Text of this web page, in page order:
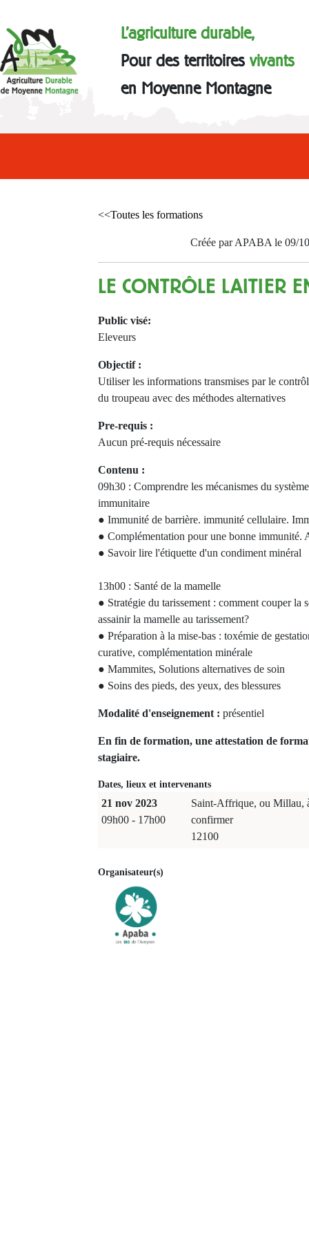
L'agriculture durable,
Pour des territoiresvivants
en Moyenne Montagne
<<Toutes les formations
Créée par APABA le 09/
LE CONTRÔLE LAITIER
Public visé:
Eleveurs
Objectif :
Utiliser les informations transmises par le
du troupeau avec des méthodes alternatives
Pre-requis :
Aucun pré-requis nécessaire
Contenu :
09h30 : Comprendre les mécanismes du système
immunitaire
● Immunité de barrière. immunité cellulaire.
● Complémentation pour une bonne immunité.
● Savoir lire l'étiquette d'un condiment minéral
13h00 : Santé de la mamelle
● Stratégie du tarissement : comment couper la
assainir la mamelle au tarissement?
● Préparation à la mise-bas : toxémie de
curative, complémentation minérale
● Mammites, Solutions alternatives de soin
● Soins des pieds, des yeux, des blessures
Modalité d'enseignement : présentiel
En fin de formation, une attestation de
stagiaire.
Dates, lieux et intervenants
21 nov 2023
09h00 - 17h00
Saint-Affrique, ou Millau,
confirmer
12100
Organisateur(s)